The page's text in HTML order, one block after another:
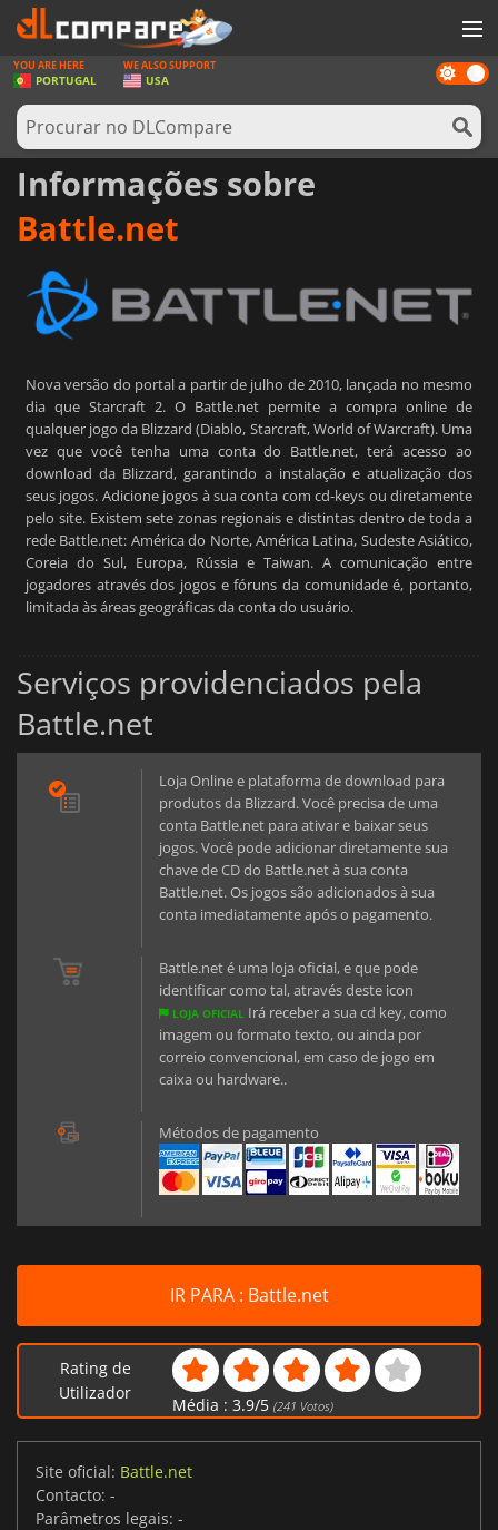
JOGOS
GAME CARDS
SOFTWARE
NOTÍCIAS
ENTRAR OU REGISTAR
Dark
mode
YOU ARE HERE
PORTUGAL
WE ALSO SUPPORT
USA
Informações sobre
Battle.net
Nova versão do portal a partir de julho de 2010, lançada no mesmo
dia que Starcraft 2. O Battle.net permite a compra online de
qualquer jogo da Blizzard (Diablo, Starcraft, World of Warcraft). Uma
vez que você tenha uma conta do Battle.net, terá acesso ao
download da Blizzard, garantindo a instalação e atualização dos
seus jogos. Adicione jogos à sua conta com cd-keys ou diretamente
pelo site. Existem sete zonas regionais e distintas dentro de toda a
rede Battle.net: América do Norte, América Latina, Sudeste Asiático,
Coreia do Sul, Europa, Rússia e Taiwan. A comunicação entre
jogadores através dos jogos e fóruns da comunidade é, portanto,
limitada às áreas geográficas da conta do usuário.
Serviços providenciados pela
Battle.net
Loja Online e plataforma de download para
produtos da Blizzard. Você precisa de uma
conta Battle.net para ativar e baixar seus
jogos. Você pode adicionar diretamente sua
chave de CD do Battle.net à sua conta
Battle.net. Os jogos são adicionados à sua
conta imediatamente após o pagamento.
Battle.net é uma loja oficial, e que pode
identificar como tal, através deste icon
LOJA OFICIAL Irá receber a sua cd key, como
imagem ou formato texto, ou ainda por
correio convencional, em caso de jogo em
caixa ou hardware..
Métodos de pagamento
IR PARA : Battle.net
Rating de
Utilizador
Média : 3.9/5 (241 Votos)
Site oficial: Battle.net
Contacto: -
Parâmetros legais: -